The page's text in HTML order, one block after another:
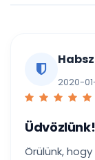
2020-
Üdvözlünk!
Örülünk,